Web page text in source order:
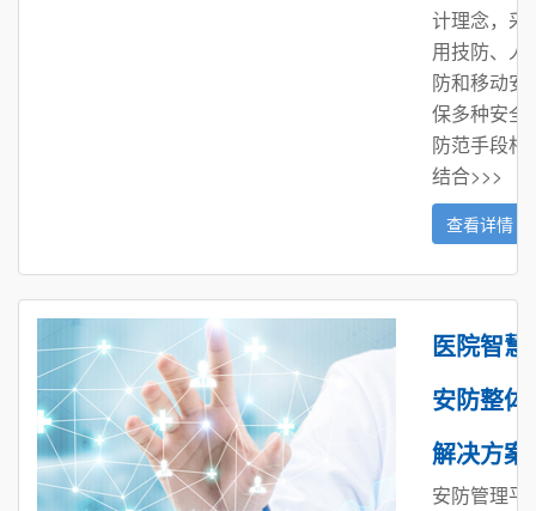
计理念，采
用技防、人
防和移动安
保多种安全
防范手段相
结合>>>
查看详情
医院智慧
安防整体
解决方案
安防管理平